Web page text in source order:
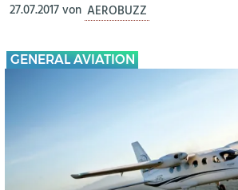
27.07.2017von AEROBUZZ
GENERAL AVIATION